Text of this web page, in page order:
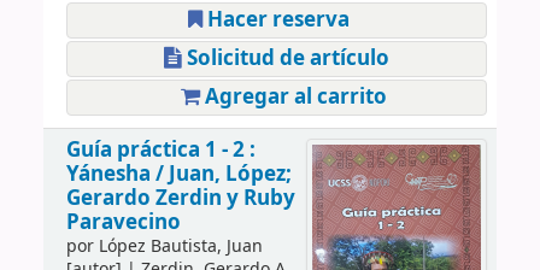
Hacer reserva
Solicitud de artículo
Agregar al carrito
Guía práctica 1 - 2 :
Yánesha /Juan, López;
Gerardo Zerdin y Ruby
Paravecino
por López Bautista, Juan